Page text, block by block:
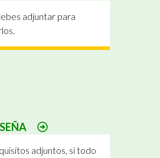
adjuntar para
adjuntos, si todo